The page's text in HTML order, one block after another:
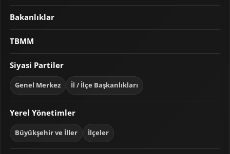
Bakanlıklar
TBMM
Siyasi Partiler
Genel Merkez İl / İlçe Başkanlıkları
Yerel Yönetimler
Büyükşehir ve İller İlçeler